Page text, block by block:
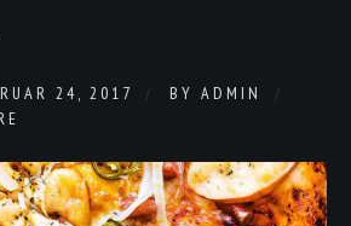
24, 2017 BY ADMIN